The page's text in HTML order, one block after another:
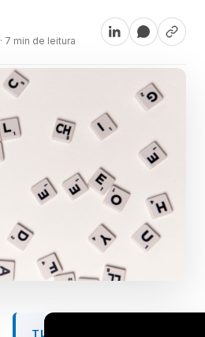
· 7 min de leitura
TL;DR